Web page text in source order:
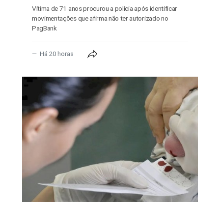
Vítima de 71 anos procurou a polícia após identificar
movimentações que afirma não ter autorizado no
PagBank
Há 20 horas